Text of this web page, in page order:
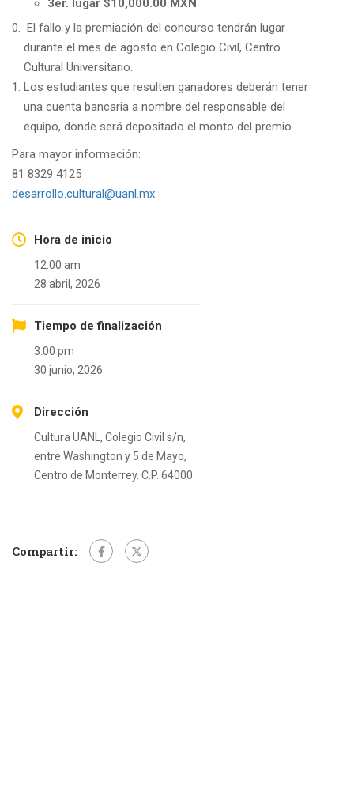
3er. lugar $10,000.00 MXN
El fallo y la premiación del concurso tendrán lugar
durante el mes de agosto en Colegio Civil, Centro
Cultural Universitario.
Los estudiantes que resulten ganadores deberán tener
una cuenta bancaria a nombre del responsable del
equipo, donde será depositado el monto del premio.
Para mayor información:
81 8329 4125
desarrollo.cultural@uanl.mx
Hora de inicio
12:00 am
28 abril, 2026
Tiempo de finalización
3:00 pm
30 junio, 2026
Dirección
Cultura UANL, Colegio Civil s/n,
entre Washington y 5 de Mayo,
Centro de Monterrey. C.P. 64000
Compartir: